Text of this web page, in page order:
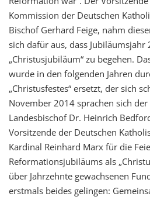
Kommission der Deutschen
Bischof Gerhard Feige, nahm
sich dafür aus, dass Jubiläumsjahr
„Christusjubiläum“ zu begehen.
wurde in den folgenden Jahren
„Christusfestes“ ersetzt, der sich
November 2014 sprachen sich
Landesbischof Dr. Heinrich
Vorsitzende der Deutschen
Kardinal Reinhard Marx für die
Reformationsjubiläums als
über Jahrzehnte gewachsenen
erstmals beides gelingen: